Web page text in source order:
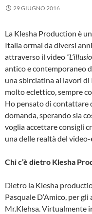
29 GIUGNO 2016
La Klesha Production è
Italia ormai da diversi
attraverso il video
antico e contemporaneo
una sbirciatina ai lavori
molto eclettico, sempre
Ho pensato di contattare
domanda, sperando sia
voglia accettare consigli
una delle realtà del
Chi c’è dietro Klesha
Dietro la Klesha
Pasquale D’Amico, per
Mr.Klehsa. Virtualmente